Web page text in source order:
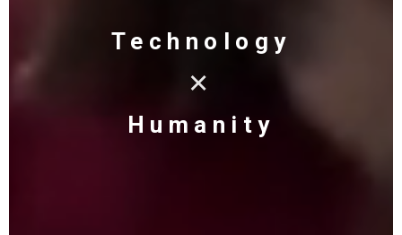
Technology
✕
Humanity